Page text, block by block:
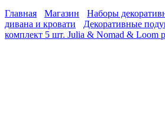
Главная Магазин
Наборы
дивана и кровати
Декоративные
комплект 5 шт. Julia & Nomad & Loom